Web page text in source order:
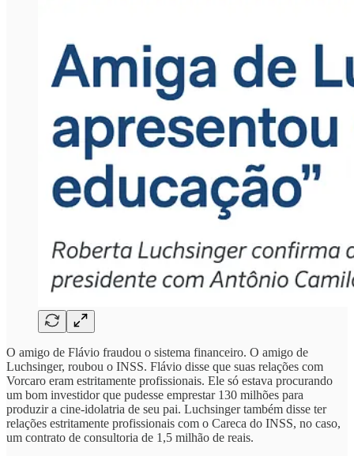
O amigo de Flávio fraudou o sistema financeiro. O amigo de
Luchsinger, roubou o INSS. Flávio disse que suas relações com
Vorcaro eram estritamente profissionais. Ele só estava procurando
um bom investidor que pudesse emprestar 130 milhões para
produzir a cine-idolatria de seu pai. Luchsinger também disse ter
relações estritamente profissionais com o Careca do INSS, no caso,
um contrato de consultoria de 1,5 milhão de reais.